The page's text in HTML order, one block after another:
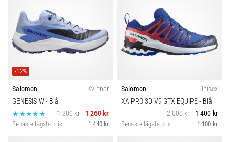
-12%
Salomon
Kvinnor
GENESIS W- Blå
1 800 kr
1 260 kr
Senaste lägsta pris 1 440 kr
Salomon
Unisex
XA PRO 3D V9 GTX EQUIPE- Blå
2 000 kr
1 400 kr
Senaste lägsta pris 1 100 kr